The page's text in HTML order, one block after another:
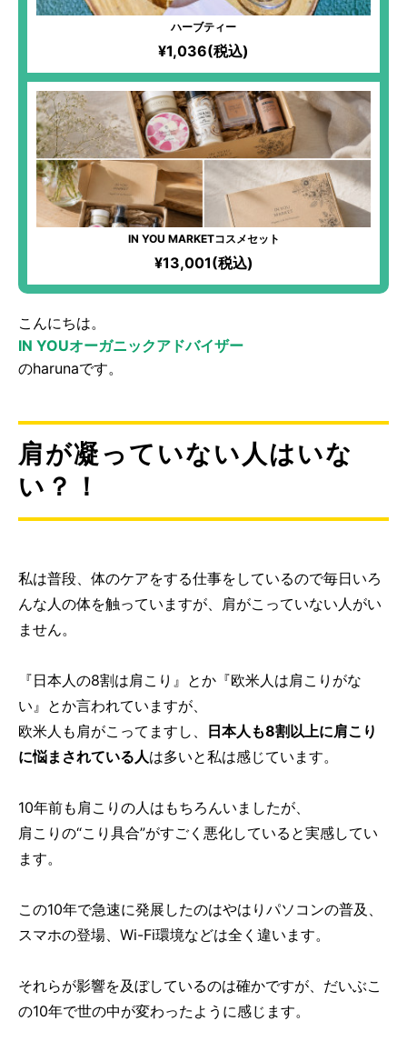
ハーブティー
¥1,036(税込)
IN YOU MARKETコスメセット
¥13,001(税込)
こんにちは。
IN YOUオーガニックアドバイザー
のharunaです。
肩が凝っていない人はいな
い？！
私は普段、体のケアをする仕事をしているので毎日いろ
んな人の体を触っていますが、肩がこっていない人がい
ません。
『日本人の8割は肩こり』とか『欧米人は肩こりがな
い』とか言われていますが、
欧米人も肩がこってますし、 日本人も8割以上に肩こり
に悩まされている人は多いと私は感じています。
10年前も肩こりの人はもちろんいましたが、
肩こりの“こり具合”がすごく悪化していると実感してい
ます。
この10年で急速に発展したのはやはりパソコンの普及、
スマホの登場、Wi-Fi環境などは全く違います。
それらが影響を及ぼしているのは確かですが、だいぶこ
の10年で世の中が変わったように感じます。